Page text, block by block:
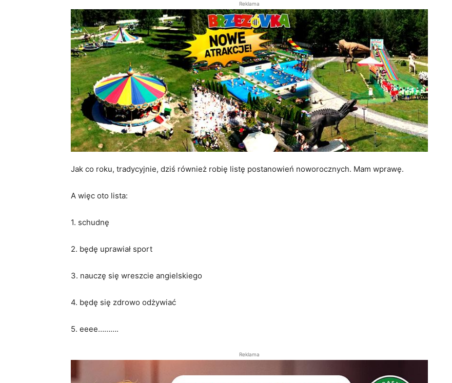
Reklama
Jak co roku, tradycyjnie, dziś również robię listę postanowień noworocznych. Mam wprawę.
A więc oto lista:
1. schudnę
2. będę uprawiał sport
3. nauczę się wreszcie angielskiego
4. będę się zdrowo odżywiać
5. eeee……….
Reklama